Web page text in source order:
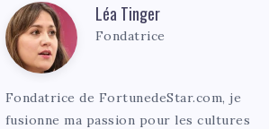
Léa
Tinger
Léa Tinger
Fondatrice
Fondatrice de FortunedeStar.com, je
fusionne ma passion pour les cultures